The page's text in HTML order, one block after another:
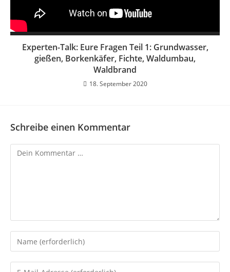
Experten-Talk: Eure Fragen Teil 1: Grundwasser,
gießen, Borkenkäfer, Fichte, Waldumbau,
Waldbrand
18. September 2020
Schreibe einen Kommentar
Kommentar
Gib
deinen
Namen
Gib